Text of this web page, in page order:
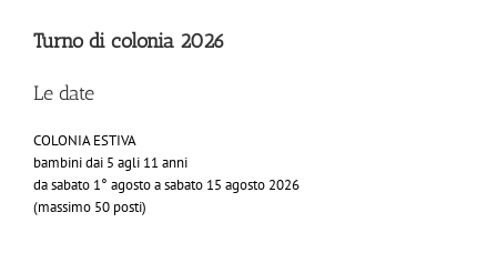
Turno di colonia 2026
Le date
COLONIA ESTIVA
bambini dai 5 agli 11 anni
da sabato 1° agosto a sabato 15 agosto 2026
(massimo 50 posti)